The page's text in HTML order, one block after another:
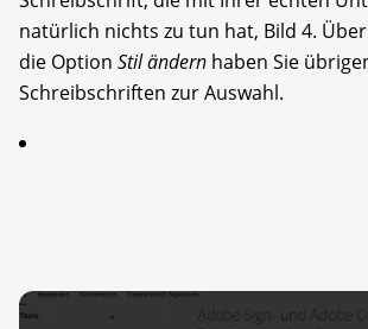
natürlich nichts zu tun hat, Bild 4.
die Option Stil ändern haben Sie
Schreibschriften zur Auswahl.